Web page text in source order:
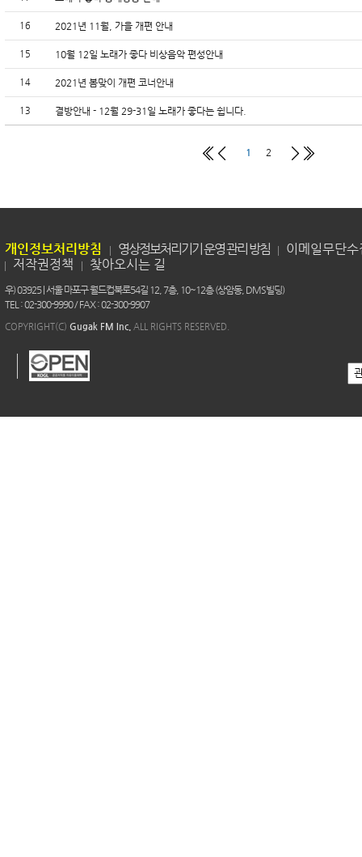
16 2021년 11월, 가을 개편 안내
15 10월 12일 노래가 좋다 비상음악 편성안내
14 2021년 봄맞이 개편 코너안내
13 결방안내 - 12월 29-31일 노래가 좋다는 쉽니다.
1 2
개인정보처리방침 영상정보처리기기 운영 관리 방침
이메일무단
저작권정책
찾아오시는 길
우) 03925 | 서울 마포구 월드컵북로54길 12, 7층, 10~12층 (상암동, DMS빌딩)
TEL : 02-300-9990 / FAX : 02-300-9907
COPYRIGHT(C) Gugak FM Inc. ALL RIGHTS RESERVED.